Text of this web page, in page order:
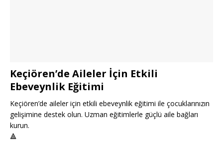
Keçiören’de Aileler İçin Etkili
Ebeveynlik Eğitimi
Keçiören’de aileler için etkili ebeveynlik eğitimi ile çocuklarınızın
gelişimine destek olun. Uzman eğitimlerle güçlü aile bağları
kurun.
🔺